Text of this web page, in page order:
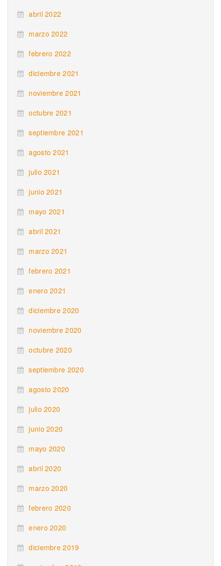
abril 2022
marzo 2022
febrero 2022
diciembre 2021
noviembre 2021
octubre 2021
septiembre 2021
agosto 2021
julio 2021
junio 2021
mayo 2021
abril 2021
marzo 2021
febrero 2021
enero 2021
diciembre 2020
noviembre 2020
octubre 2020
septiembre 2020
agosto 2020
julio 2020
junio 2020
mayo 2020
abril 2020
marzo 2020
febrero 2020
enero 2020
diciembre 2019